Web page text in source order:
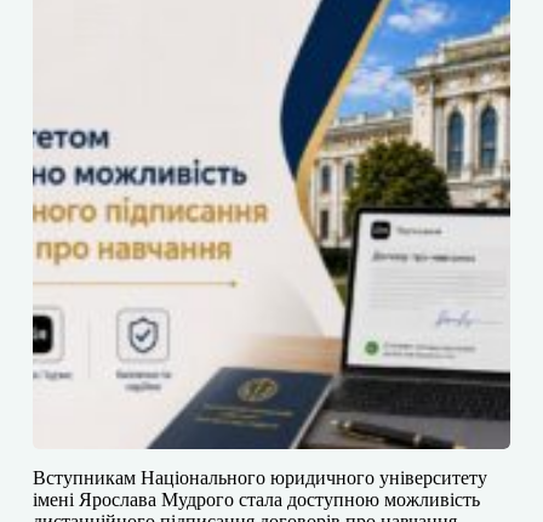
​​Вступникам Національного юридичного університету
імені Ярослава Мудрого⁠ стала доступною можливість